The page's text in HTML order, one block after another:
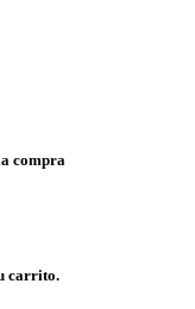
compra
carrito.